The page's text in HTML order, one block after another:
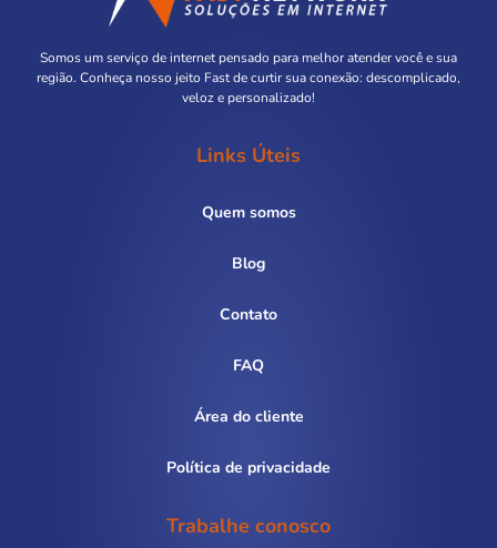
Somos um serviço de internet pensado para melhor atender você e sua
região. Conheça nosso jeito Fast de curtir sua conexão: descomplicado,
veloz e personalizado!
Links Úteis
Quem somos
Blog
Contato
FAQ
Área do cliente
Política de privacidade
Trabalhe conosco